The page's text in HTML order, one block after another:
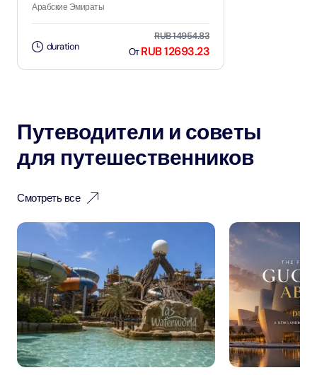
Арабские Эмираты
duration
RUB 14954.83
ОтRUB 12693.23
Путеводители и советы
для путешественников
Смотреть все